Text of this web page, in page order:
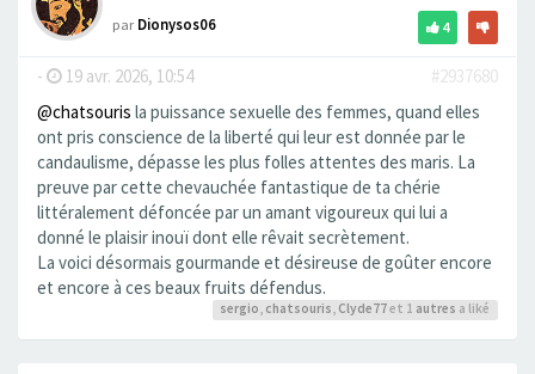
parDionysos06 4
- 19 avr. 2026, 10:54
#2937680
@chatsouris la puissance sexuelle des femmes, quand elles
ont pris conscience de la liberté qui leur est donnée par le
candaulisme, dépasse les plus folles attentes des maris. La
preuve par cette chevauchée fantastique de ta chérie
littéralement défoncée par un amant vigoureux qui lui a
donné le plaisir inouï dont elle rêvait secrètement.
La voici désormais gourmande et désireuse de goûter encore
et encore à ces beaux fruits défendus.
sergio, chatsouris, Clyde77et 1 autres a liké